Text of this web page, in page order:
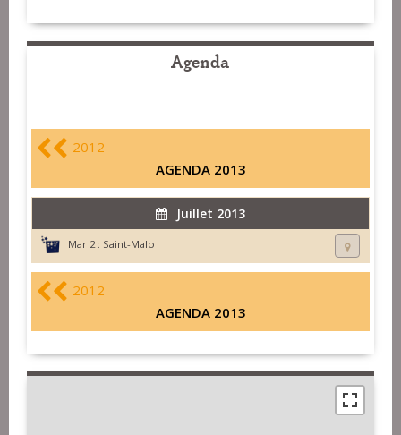
Agenda
2012
AGENDA 2013
Juillet 2013
Mar 2 : Saint-Malo
2012
AGENDA 2013